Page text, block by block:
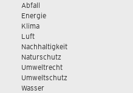
Abfall
Energie
Klima
Luft
Nachhaltigkeit
Naturschutz
Umweltrecht
Umweltschutz
Wasser